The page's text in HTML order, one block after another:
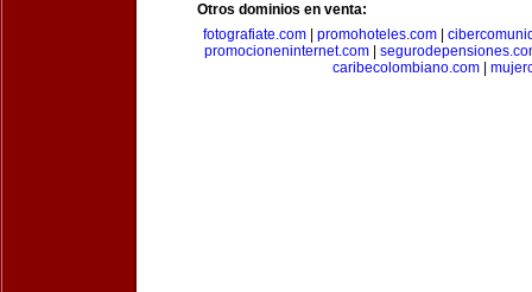
Otros dominios en venta:
fotografiate.com
promohoteles.com
promocioneninternet.com|
caribecolombiano.com|